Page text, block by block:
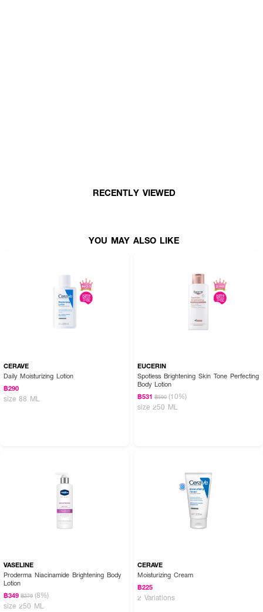
RECENTLY VIEWED
YOU MAY ALSO LIKE
CERAVE
Daily Moisturizing Lotion
฿290
size 88 ML
EUCERIN
Spotless Brightening Skin Tone Perfecting
Body Lotion
฿531 ฿590 (10%)
size 250 ML
VASELINE
Proderma Niacinamide Brightening Body
Lotion
฿349 ฿379 (8%)
size 250 ML
CERAVE
Moisturizing Cream
฿225
2 Variations